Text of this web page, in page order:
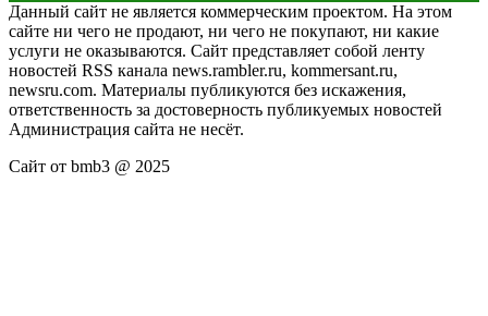
Данный сайт не является коммерческим проектом. На этом
сайте ни чего не продают, ни чего не покупают, ни какие
услуги не оказываются. Сайт представляет собой ленту
новостей RSS канала news.rambler.ru, kommersant.ru,
newsru.com. Материалы публикуются без искажения,
ответственность за достоверность публикуемых новостей
Администрация сайта не несёт.
Сайт от bmb3 @ 2025